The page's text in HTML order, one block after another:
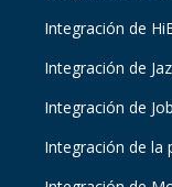
Integración de
Integración de
Integración de
Integración de la